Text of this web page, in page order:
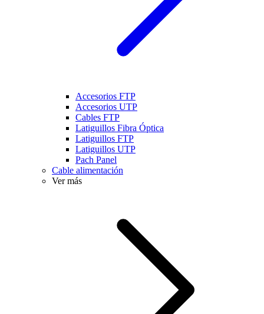
Accesorios FTP
Accesorios UTP
Cables FTP
Latiguillos Fibra Óptica
Latiguillos FTP
Latiguillos UTP
Pach Panel
Cable alimentación
Ver más